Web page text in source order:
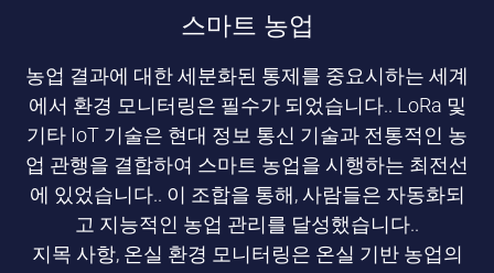
스마트 농업
농업 결과에 대한 세분화된 통제를 중요시하는 세계
에서 환경 모니터링은 필수가 되었습니다.. LoRa 및
기타 IoT 기술은 현대 정보 통신 기술과 전통적인 농
업 관행을 결합하여 스마트 농업을 시행하는 최전선
에 있었습니다.. 이 조합을 통해, 사람들은 자동화되
고 지능적인 농업 관리를 달성했습니다..
지목 사항, 온실 환경 모니터링은 온실 기반 농업의